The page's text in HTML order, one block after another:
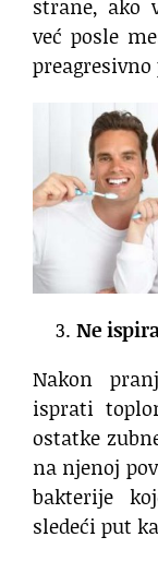
strane, ako
već posle
preagresivno
Ne
Nakon
isprati
ostatke
na njenoj
bakterije
sledeći put